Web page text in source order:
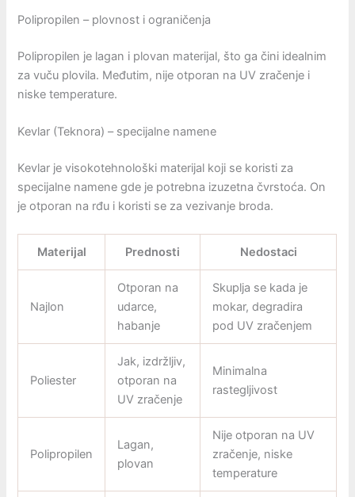
Polipropilen – plovnost i ograničenja
Polipropilen je lagan i plovan materijal, što ga čini idealnim
za vuču plovila. Međutim, nije otporan na UV zračenje i
niske temperature.
Kevlar (Teknora) – specijalne namene
Kevlar je visokotehnološki materijal koji se koristi za
specijalne namene gde je potrebna izuzetna čvrstoća. On
je otporan na rđu i koristi se za vezivanje broda.
Materijal Prednosti Nedostaci
Najlon
Otporan na
udarce,
habanje
Skuplja se kada je
mokar, degradira
pod UV zračenjem
Poliester
Jak, izdržljiv,
otporan na
UV zračenje
Minimalna
rastegljivost
Polipropilen
Lagan,
plovan
Nije otporan na UV
zračenje, niske
temperature